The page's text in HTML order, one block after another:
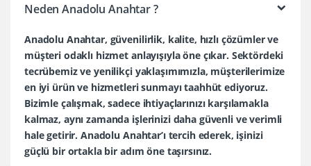
Neden Anadolu Anahtar ?
Anadolu Anahtar, güvenilirlik, kalite, hızlı çözümler ve
müşteri odaklı hizmet anlayışıyla öne çıkar. Sektördeki
tecrübemiz ve yenilikçi yaklaşımımızla, müşterilerimize
en iyi ürün ve hizmetleri sunmayı taahhüt ediyoruz.
Bizimle çalışmak, sadece ihtiyaçlarınızı karşılamakla
kalmaz, aynı zamanda işlerinizi daha güvenli ve verimli
hale getirir. Anadolu Anahtar’ı tercih ederek, işinizi
güçlü bir ortakla bir adım öne taşırsınız.